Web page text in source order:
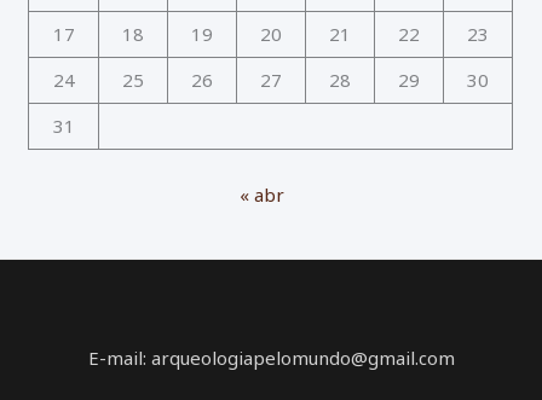
17
18 19 20 21 22
23
24
25 26 27 28 29
30
31
« abr
E-mail: arqueologiapelomundo@gmail.com